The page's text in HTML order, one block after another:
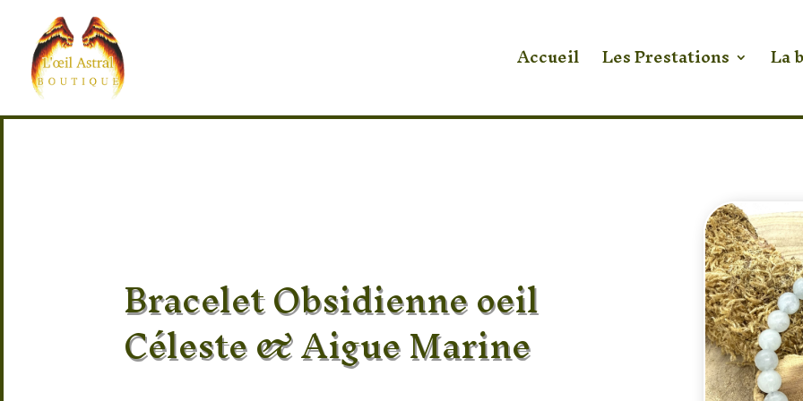
Accueil Les Prestations La
Bracelet Obsidienne oeil
Céleste & Aigue Marine